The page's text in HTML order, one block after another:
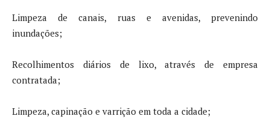
Limpeza de canais, ruas e avenidas, prevenindo
inundações;
Recolhimentos diários de lixo, através de empresa
contratada;
Limpeza, capinação e varrição em toda a cidade;